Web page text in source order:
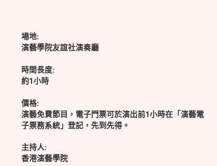
場地:
演藝學院友誼社演奏廳
時間長度:
約1小時
價格:
演藝免費節目，電子門票可於演出前1小時在「演藝電
子票務系統」登記，先到先得。
主持人:
香港演藝學院